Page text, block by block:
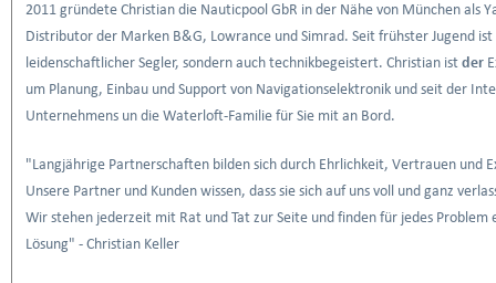
2011 gründete Christian die Nauticpool GbR in der Nähe von München als
Distributor der Marken B&G, Lowrance und Simrad. Seit frühster Jugend
leidenschaftlicher Segler, sondern auch technikbegeistert. Christian ist der
um Planung, Einbau und Support von Navigationselektronik und seit der
Unternehmens un die Waterloft-Familie für Sie mit an Bord.
"Langjährige Partnerschaften bilden sich durch Ehrlichkeit, Vertrauen und
Unsere Partner und Kunden wissen, dass sie sich auf uns voll und ganz
Wir stehen jederzeit mit Rat und Tat zur Seite und finden für jedes Problem
Lösung" - Christian Keller